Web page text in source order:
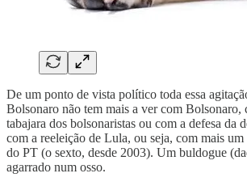
De um ponto de vista político toda essa
Bolsonaro não tem mais a ver com Bolsonaro,
tabajara dos bolsonaristas ou com a defesa da
com a reeleição de Lula, ou seja, com mais
do PT (o sexto, desde 2003). Um buldogue
agarrado num osso.